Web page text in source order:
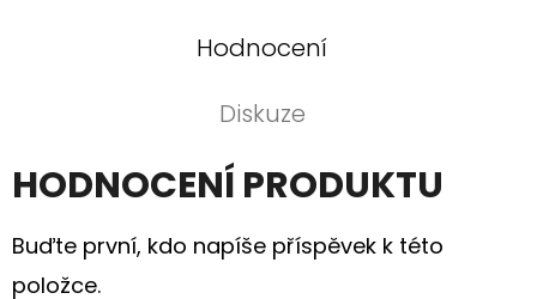
Hodnocení
Diskuze
HODNOCENÍ PRODUKTU
Buďte první, kdo napíše příspěvek k této
položce.